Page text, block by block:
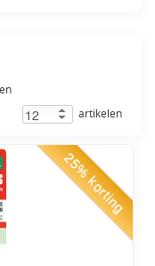
artikelen
25% korting